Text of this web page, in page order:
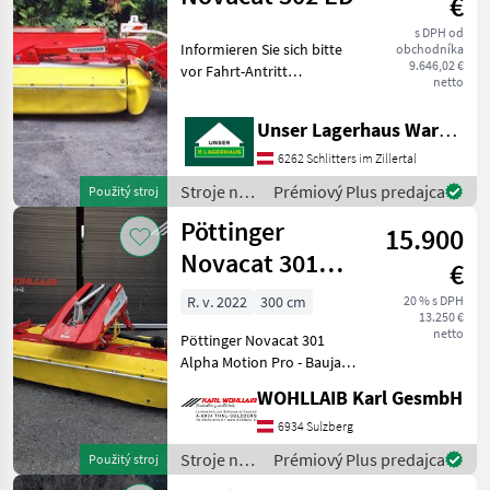
Pöttinger
Použitý stroj
s DPH od
obchodníka
9.646,02 €
netto
Informieren Sie sich bitte
vor Fahrt-Antritt
Ihnen angefragte Maschine
aktuell bei uns am Lager
steht. Wir inserieren auch
Maschinen, die sic
Unser Lagerhaus Warenhandelsges.m.b.H.
6262 Schlitters im Zillertal
Stroje na
zber
objemových
krmív /
Pöttinger
Prémiový Plus predajca
Použitý stroj
Pöttinger
Novacat 301
Alpha Motion
Pro
15.900
€
20 % s DPH
13.250 €
netto
R. v. 2022
300 cm
Pöttinger Novacat 301
Alpha Motion Pro - Baujahr
Pull Anhängung -
Schwadleitbleche -
Gelenkwelle -
Zentralschmierung - E
WOHLLAIB Karl GesmbH
6934 Sulzberg
Stroje na
zber
Prémiový Plus predajca